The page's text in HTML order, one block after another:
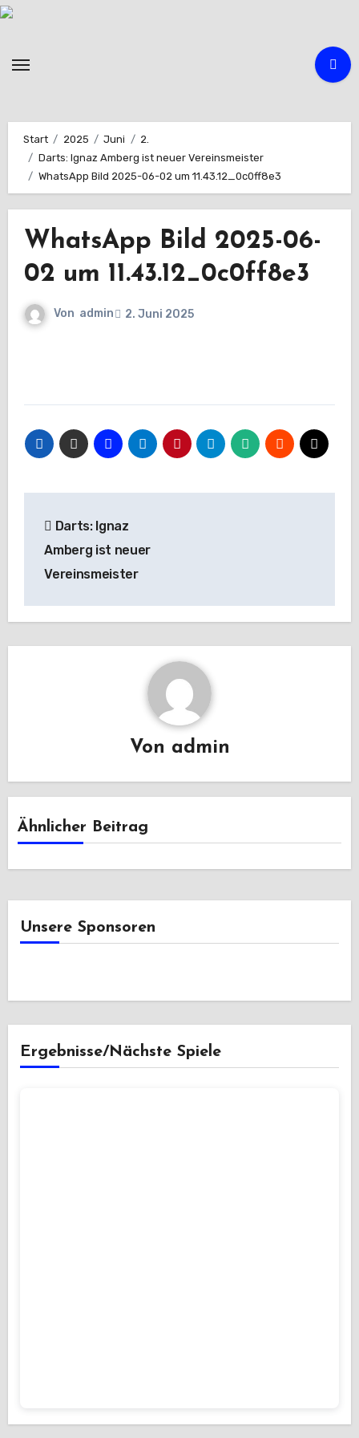
Zum
Start 2025 Juni
2.
Darts: Ignaz Amberg ist neuer Vereinsmeister
WhatsApp Bild 2025-06-02 um 11.43.12_0c0ff8e3
WhatsApp Bild 2025-06-
02 um 11.43.12_0c0ff8e3
Von admin 2. Juni 2025
Darts: Ignaz
Amberg ist neuer
Vereinsmeister
Von admin
Ähnlicher Beitrag
Unsere Sponsoren
Ergebnisse/Nächste Spiele